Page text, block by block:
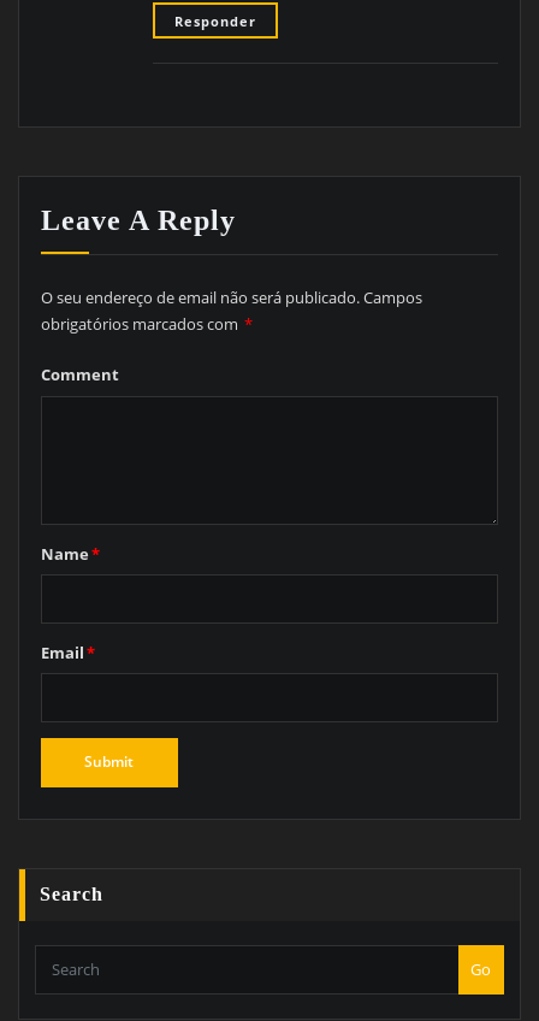
Responder
Leave A Reply
O seu endereço de email não será publicado.Campos
obrigatórios marcados com *
Comment
Name*
Email*
Search
Go